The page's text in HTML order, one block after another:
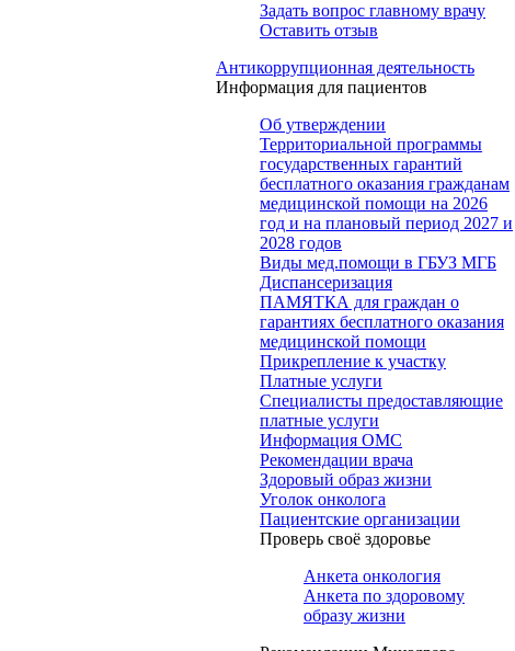
Задать вопрос главному врачу
Оставить отзыв
Антикоррупционная деятельность
Информация для пациентов
Об утверждении
Территориальной программы
государственных гарантий
бесплатного оказания гражданам
медицинской помощи на 2026
год и на плановый период 2027 и
2028 годов
Виды мед.помощи в ГБУЗ МГБ
Диспансеризация
ПАМЯТКА для граждан о
гарантиях бесплатного оказания
медицинской помощи
Прикрепление к участку
Платные услуги
Специалисты предоставляющие
платные услуги
Информация ОМС
Рекомендации врача
Здоровый образ жизни
Уголок онколога
Пациентские организации
Проверь своё здоровье
Анкета онкология
Анкета по здоровому
образу жизни